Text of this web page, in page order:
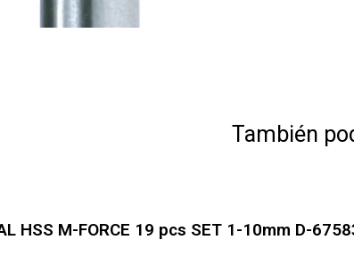
También
HSS M-FORCE 19 pcs SET 1-10mm D-